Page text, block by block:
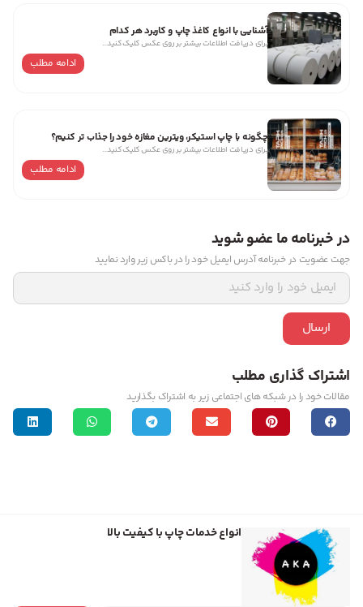
آشنایی با انواع کاغذ چاپ و کاربرد هر کدام
برای دریافت اطلاعات بیشتر بر روی عکس کلیک کنید…
ادامه مطلب
چگونه با چاپ استیکر، ویترین مغازه خود را جذاب‌ تر کنیم؟
برای دریافت اطلاعات بیشتر بر روی عکس کلیک کنید…
ادامه مطلب
در خبرنامه ما عضو شوید
جهت عضویت در خبرنامه آدرس ایمیل خود را در باکس زیر وارد نمایید
ارسال
اشتراک گذاری مطلب
مقالات خود را در شبکه های اجتماعی زیر به اشتراک بگذارید
انواع خدمات چاپ با کیفیت بالا